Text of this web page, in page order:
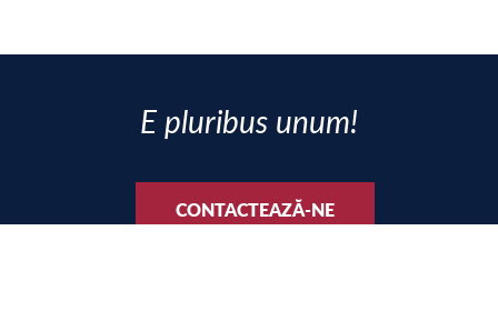
E pluribus unum!
CONTACTEAZĂ-NE